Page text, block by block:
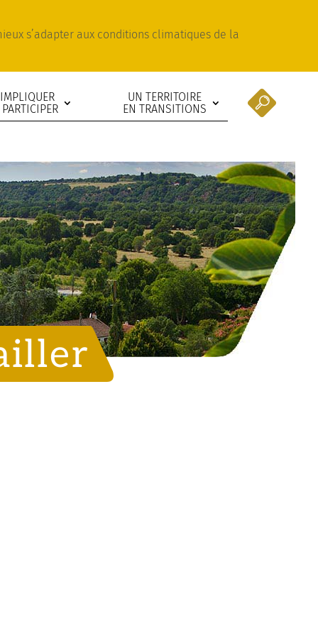
s’adapter aux conditions climatiques de la
PARTICIPER
UN TERRITOIRE
EN TRANSITIONS